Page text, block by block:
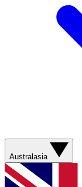
Australasia